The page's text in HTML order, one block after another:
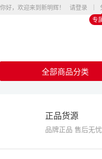
你好，欢迎来到新明辉！ 请登录
专
全部商品分类
正品货源
品牌正品 售后无忧